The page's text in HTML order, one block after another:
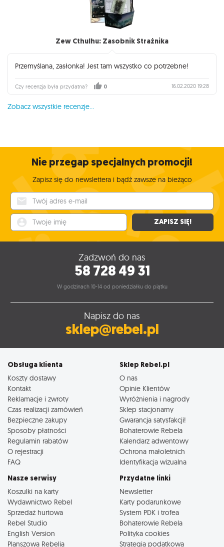
Zew Cthulhu: Zasobnik Strażnika
Przemyślana, zasłonka! Jest tam wszystko co potrzebne!
Czy recenzja była przydatna? 0 16.02.2020 19:28
Zobacz wszystkie recenzje...
Nie przegap specjalnych promocji!
Zapisz się do newslettera i bądź zawsze na bieżąco
ZAPISZ SIĘ!
Zadzwoń do nas
58 728 49 31
W godzinach 10-14 od poniedziałku do piątku
Napisz do nas
sklep@rebel.pl
Obsługa klienta
Koszty dostawy
Kontakt
Reklamacje i zwroty
Czas realizacji zamówień
Bezpieczne zakupy
Sposoby płatności
Regulamin rabatów
O rejestracji
FAQ
Sklep Rebel.pl
O nas
Opinie Klientów
Wyróżnienia i nagrody
Sklep stacjonarny
Gwarancja satysfakcji!
Bohaterowie Rebela
Kalendarz adwentowy
Ochrona małoletnich
Identyfikacja wizualna
Nasze serwisy
Koszulki na karty
Wydawnictwo Rebel
Sprzedaż hurtowa
Rebel Studio
English Version
Planszowa Rebelia
Przydatne linki
Newsletter
Karty podarunkowe
System PDK i trofea
Bohaterowie Rebela
Polityka cookies
Strategia podatkowa